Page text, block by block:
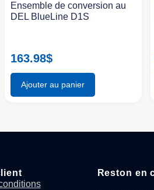
Ensemble de conversion au
DEL BlueLine D1S
163.98$
Ajouter au panier
Reston en